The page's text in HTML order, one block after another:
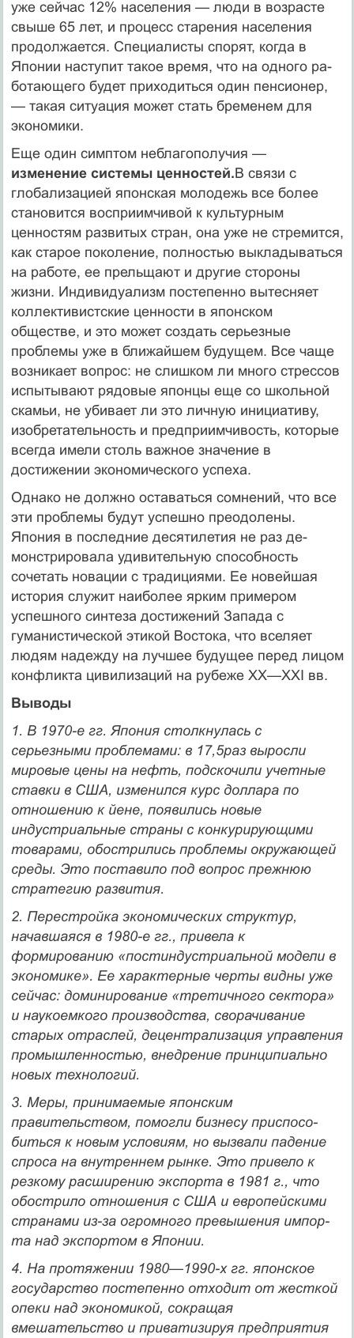
уже сейчас 12% населения — люди в возрасте
свыше 65 лет, и процесс старения населения
продолжается. Специа­листы спорят, когда в
Японии наступит такое время, что на одного ра­
ботающего будет приходиться один пенсионер,
— такая ситуация мо­жет стать бременем для
экономики.
Еще один симптом неблагополучия —
изменение системы ценнос­тей.В связи с
глобализацией японская молодежь все более
становит­ся восприимчивой к культурным
ценностям развитых стран, она уже не стремится,
как старое поколение, полностью выкладываться
на ра­боте, ее прельщают и другие стороны
жизни. Индивидуализм посте­пенно вытесняет
коллективистские ценности в японском
обществе, и это может создать серьезные
проблемы уже в ближайшем будущем. Все чаще
возникает вопрос: не слишком ли много стрессов
испыты­вают рядовые японцы еще со школьной
скамьи, не убивает ли это личную инициативу,
изобретательность и предприимчивость, кото­рые
всегда имели столь важное значение в
достижении экономичес­кого успеха.
Однако не должно оставаться сомнений, что все
эти проблемы бу­дут успешно преодолены.
Япония в последние десятилетия не раз де­
монстрировала удивительную способность
сочетать новации с тради­циями. Ее новейшая
история служит наиболее ярким примером
успешного синтеза достижений Запада с
гуманистической этикой Востока, что вселяет
людям надежду на лучшее будущее перед лицом
конфликта цивилизаций на рубеже XX—XXI вв.
Выводы
1. В 1970-е гг. Япония столкнулась с
серьезными проблемами: в 17,5раз выросли
мировые цены на нефть, подскочили учетные
ставки в США, изменился курс доллара по
отношению к йене, появились новые
индустриальные страны с конкурирующими
товарами, обострились проблемы окружающей
среды. Это поставило под вопрос прежнюю
стратегию развития.
2. Перестройка экономических структур,
начавшаяся в 1980-е гг., привела к
формированию «постиндустриальной модели в
экономике». Ее характерные черты видны уже
сейчас: доминирование «третичного сектора»
и наукоемко­го производства, сворачивание
старых отраслей, децентрализация управле­ния
промышленностью, внедрение принципиально
новых технологий.
3. Меры, принимаемые японским
правительством, помогли бизнесу приспосо­
биться к новым условиям, но вызвали падение
спроса на внутреннем рынке. Это привело к
резкому расширению экспорта в 1981 г., что
обострило отно­шения с США и европейскими
странами из-за огромного превышения импор­
та над экспортом в Японии.
4. На протяжении 1980—1990-х гг. японское
государство постепенно отходит от жесткой
опеки над экономикой, сокращая
вмешательство и приватизи­руя предприятия